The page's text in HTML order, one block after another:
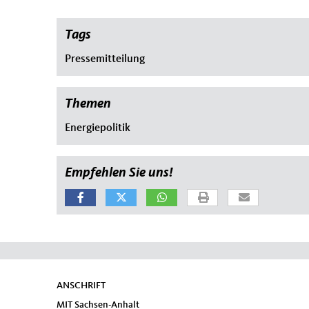
Tags
Pressemitteilung
Themen
Energiepolitik
Empfehlen Sie uns!
Fußbereich
ANSCHRIFT
MIT Sachsen-Anhalt